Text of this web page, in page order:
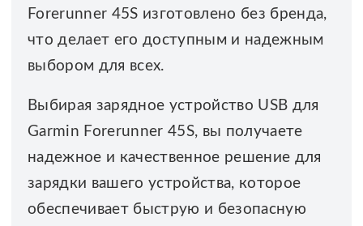
Forerunner 45S изготовлено без бренда,
что делает его доступным и надежным
выбором для всех.
Выбирая зарядное устройство USB для
Garmin Forerunner 45S, вы получаете
надежное и качественное решение для
зарядки вашего устройства, которое
обеспечивает быструю и безопасную